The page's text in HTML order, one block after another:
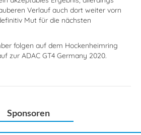
Verlauf auch dort weiter vorn
Mut für die nächsten
folgen auf dem Hockenheimring
zur ADAC GT4 Germany 2020.
Sponsoren